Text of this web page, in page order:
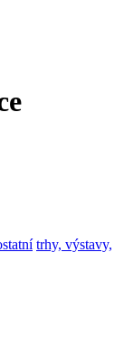
trhy, výstavy,